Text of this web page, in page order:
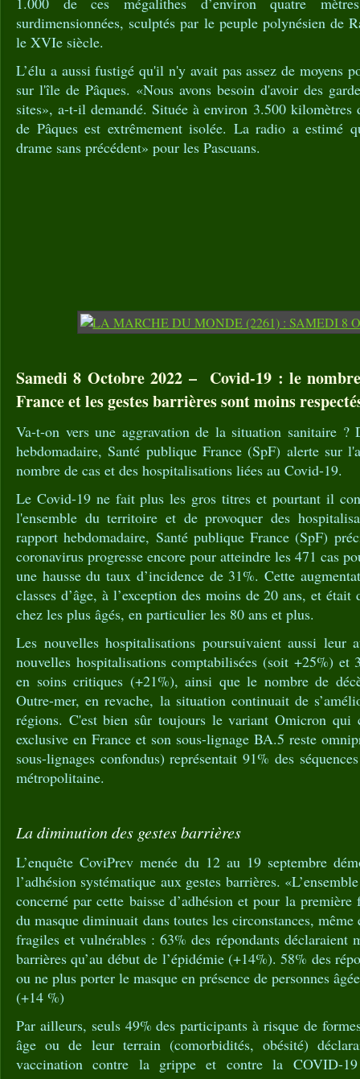
surdimensionnées, sculptés par le peuple polynésien de
le XVIe siècle.
L’élu a aussi fustigé qu'il n'y avait pas assez de moyens
sur l'île de Pâques. «Nous avons besoin d'avoir des
sites», a-t-il demandé. Située à environ 3.500 kilomètres
de Pâques est extrêmement isolée. La radio a estimé
drame sans précédent» pour les Pascuans.
Samedi 8 Octobre 2022 – Covid-19 : le
France et les gestes barrières sont moins
Va-t-on vers une aggravation de la situation sanitaire ?
hebdomadaire, Santé publique France (SpF) alerte sur
nombre de cas et des hospitalisations liées au Covid-19.
Le Covid-19 ne fait plus les gros titres et pourtant il
l'ensemble du territoire et de provoquer des
rapport hebdomadaire, Santé publique France (SpF)
coronavirus progresse encore pour atteindre les 471 cas
une hausse du taux d’incidence de 31%. Cette
classes d’âge, à l’exception des moins de 20 ans, et était
chez les plus âgés, en particulier les 80 ans et plus.
Les nouvelles hospitalisations poursuivaient aussi leur
nouvelles hospitalisations comptabilisées (soit +25%) et
en soins critiques (+21%), ainsi que le nombre de
Outre-mer, en revache, la situation continuait de
régions. C'est bien sûr toujours le variant Omicron qui
exclusive en France et son sous-lignage BA.5 reste
sous-lignages confondus) représentait 91% des
métropolitaine.
La diminution des gestes barrières
L’enquête CoviPrev menée du 12 au 19 septembre
l’adhésion systématique aux gestes barrières.
concerné par cette baisse d’adhésion et pour la
du masque diminuait dans toutes les circonstances, même
fragiles et vulnérables : 63% des répondants déclaraient
barrières qu’au début de l’épidémie (+14%). 58% des
ou ne plus porter le masque en présence de personnes
(+14 %)
Par ailleurs, seuls 49% des participants à risque de
âge ou de leur terrain (comorbidités, obésité)
vaccination contre la grippe et contre la COVID-